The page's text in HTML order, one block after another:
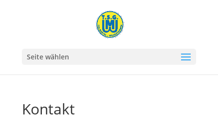
Seite wählen
Kontakt